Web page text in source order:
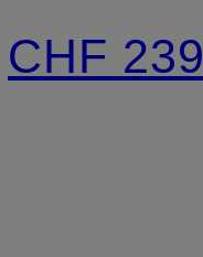
CHF 239